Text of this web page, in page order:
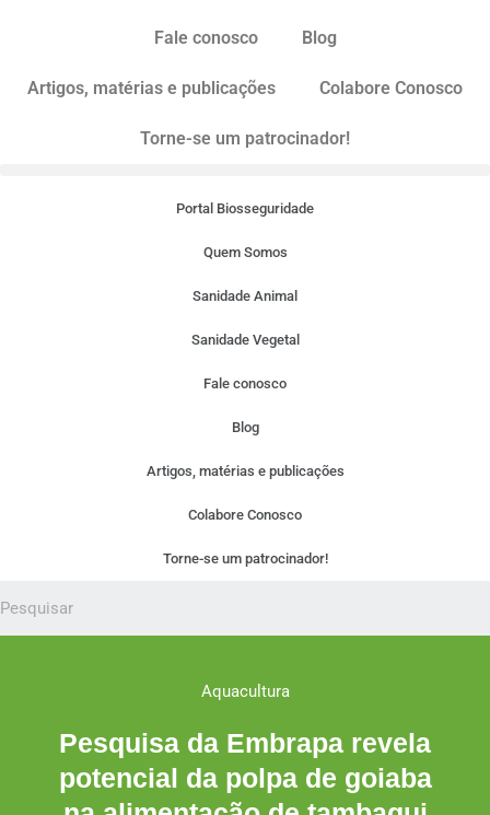
Fale conosco Blog
Artigos, matérias e publicações Colabore Conosco
Torne-se um patrocinador!
Portal Biosseguridade
Quem Somos
Sanidade Animal
Sanidade Vegetal
Fale conosco
Blog
Artigos, matérias e publicações
Colabore Conosco
Torne-se um patrocinador!
Aquacultura
Pesquisa da Embrapa revela
potencial da polpa de goiaba